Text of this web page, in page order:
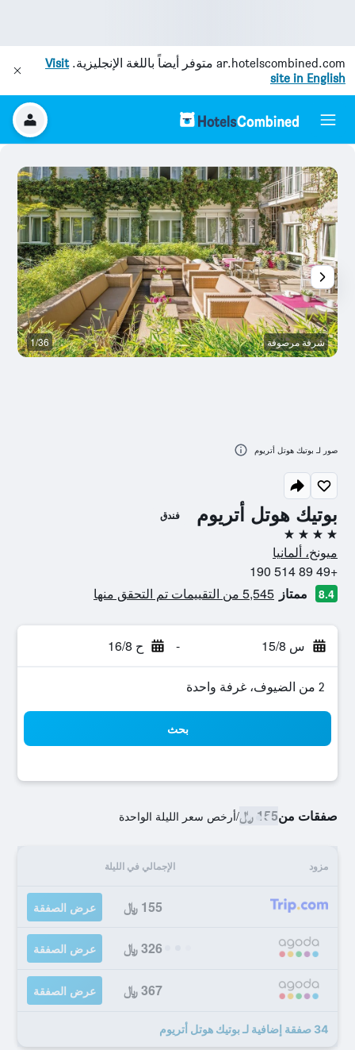
ar.hotelscombined.com متوفر أيضاً باللغة الإنجليزية.Visit
site in English
بوتيك هوتل أتريوم فندق
4 نجوم
ميونخ، ألمانيا
+49 89 514 190
8.4 ممتاز 5,545 من التقييمات تم التحقق منها
س 15/8 - ح 16/8
2 من الضيوف، غرفة واحدة
بحث
صفقات من155 ﷼ /أرخص سعر الليلة الواحدة
مزود الإجمالي في الليلة
155 ﷼ عرض الصفقة
326 ﷼ عرض الصفقة
367 ﷼ عرض الصفقة
34 صفقة إضافية لـ بوتيك هوتل أتريوم
شرفة مرصوفة 1/36
صور لـ بوتيك هوتل أتريوم